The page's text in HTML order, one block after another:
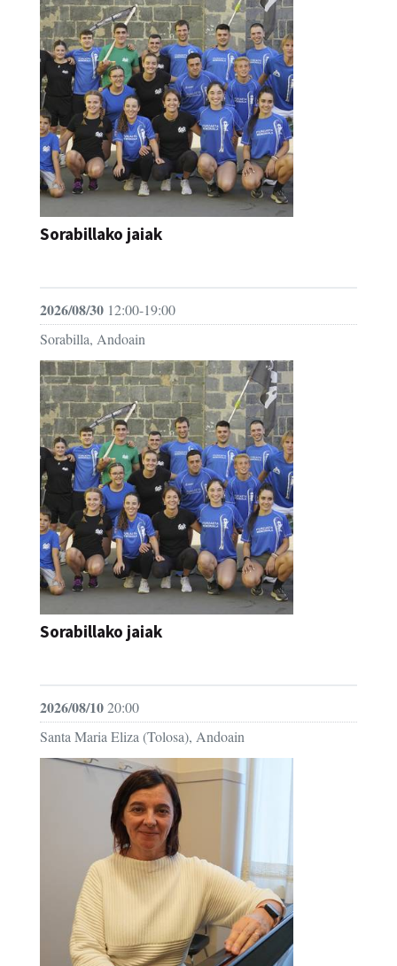
Sorabillako jaiak
2026/08/30 12:00-19:00
Sorabilla, Andoain
Sorabillako jaiak
2026/08/1020:00
Santa Maria Eliza (Tolosa), Andoain